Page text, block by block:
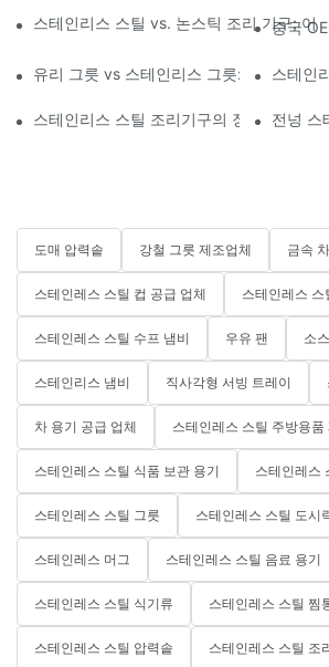
스테인리스 스틸 vs. 논스틱 조리 기구: 어
중국
유리 그릇 vs 스테인리스 그릇: 어떤 것을
스테인
스테인리스 스틸 조리기구의 장점 전넝 스
도매 압력솥 강철 그릇 제조업체 금속
스테인레스 스틸 컵 공급 업체 스테인레스 스
스테인레스 스틸 수프 냄비 우유 팬 소
스테인리스 냄비 직사각형 서빙 트레이
차 용기 공급 업체 스테인레스 스틸 주방용품
스테인레스 스틸 식품 보관 용기 스테인레스
스테인레스 스틸 그릇 스테인레스 스틸 도시
스테인레스 머그 스테인레스 스틸 음료 용기
스테인레스 스틸 식기류 스테인레스 스틸 찜
스테인레스 스틸 압력솥 스테인레스 스틸 조